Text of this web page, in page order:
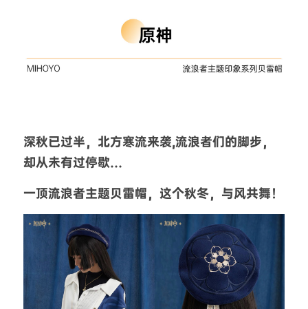
深秋已过半，北方寒流来袭,流浪者们的脚步，
却从未有过停歇…
一顶流浪者主题贝雷帽，这个秋冬，与风共舞！